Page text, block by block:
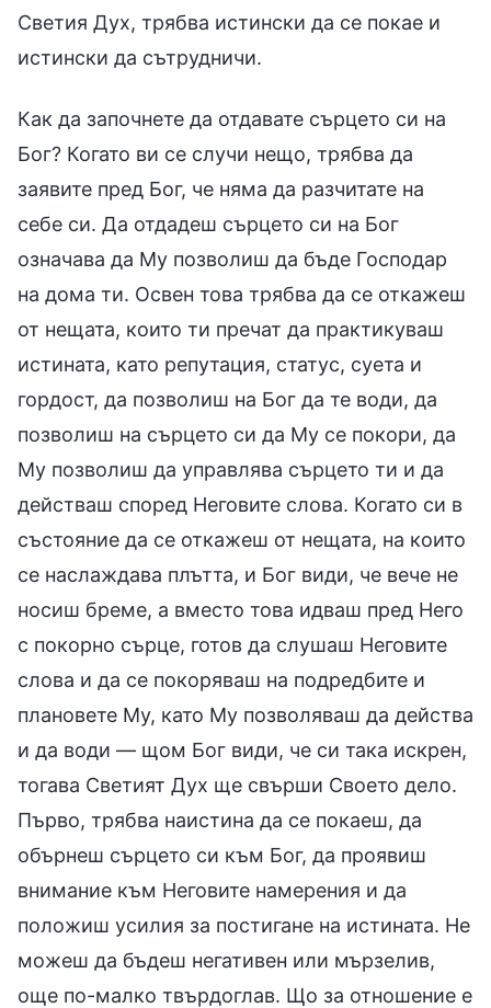
Светия Дух, трябва истински да се покае и
истински да сътрудничи.
Как да започнете да отдавате сърцето си на
Бог? Когато ви се случи нещо, трябва да
заявите пред Бог, че няма да разчитате на
себе си. Да отдадеш сърцето си на Бог
означава да Му позволиш да бъде Господар
на дома ти. Освен това трябва да се откажеш
от нещата, които ти пречат да практикуваш
истината, като репутация, статус, суета и
гордост, да позволиш на Бог да те води, да
позволиш на сърцето си да Му се покори, да
Му позволиш да управлява сърцето ти и да
действаш според Неговите слова. Когато си в
състояние да се откажеш от нещата, на които
се наслаждава плътта, и Бог види, че вече не
носиш бреме, а вместо това идваш пред Него
с покорно сърце, готов да слушаш Неговите
слова и да се покоряваш на подредбите и
плановете Му, като Му позволяваш да действа
и да води — щом Бог види, че си така искрен,
тогава Светият Дух ще свърши Своето дело.
Първо, трябва наистина да се покаеш, да
обърнеш сърцето си към Бог, да проявиш
внимание към Неговите намерения и да
положиш усилия за постигане на истината. Не
можеш да бъдеш негативен или мързелив,
още по-малко твърдоглав. Що за отношение е